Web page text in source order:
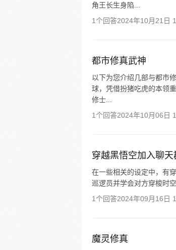
角王长生身陷...
1个回答2024年10月21日
都市修真武神
以下为您介绍几部与都市
球，凭借扮猪吃虎的本领
修士...
1个回答2024年10月06日
穿越黑悟空加入聊天
在一些相关的设定中，有
巡逻员并学会对方穿梭时
1个回答2024年09月16日
魔灵修真